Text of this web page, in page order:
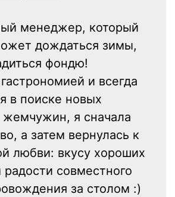
менеджер, который
дождаться зимы,
фондю!
и всегда
в поиске новых
жемчужин, я сначала
а затем вернулась к
любви: вкусу хороших
радости совместного
за столом :)